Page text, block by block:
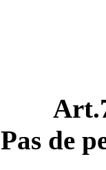
Pas de